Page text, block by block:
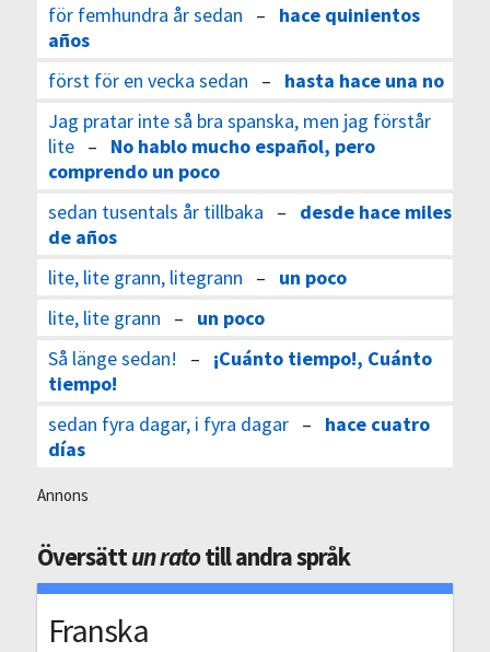
för femhundra år sedan – hace quinientos
años
först för en vecka sedan – hasta hace una no
Jag pratar inte så bra spanska, men jag förstår
lite– No hablo mucho español, pero
comprendo un poco
sedan tusentals år tillbaka – desde hace miles
de años
lite, lite grann, litegrann – un poco
lite, lite grann – un poco
Så länge sedan! – ¡Cuánto tiempo!, Cuánto
tiempo!
sedan fyra dagar, i fyra dagar– hace cuatro
días
Annons
Översättun ratotill andra språk
Franska